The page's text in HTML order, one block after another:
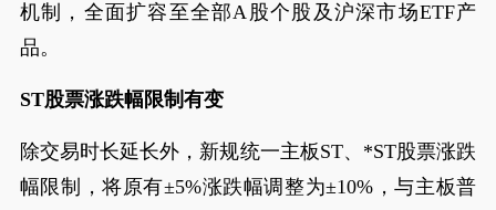
机制，全面扩容至全部A股个股及沪深市场ETF产
品。
ST股票涨跌幅限制有变
除交易时长延长外，新规统一主板ST、*ST股票涨跌
幅限制，将原有±5%涨跌幅调整为±10%，与主板普